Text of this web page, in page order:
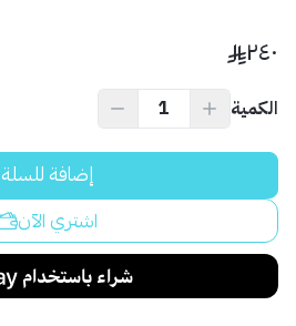
٢٤٠
الكمية
إضافة للسلة
اشتري الآن